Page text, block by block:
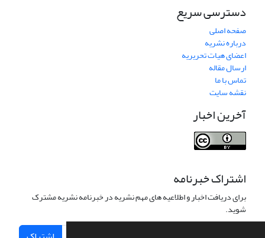
دسترسی سریع
صفحه اصلی
درباره نشریه
اعضای هیات تحریریه
ارسال مقاله
تماس با ما
نقشه سایت
آخرین اخبار
اشتراک خبرنامه
برای دریافت اخبار و اطلاعیه های مهم نشریه در خبرنامه نشریه مشترک
شوید.